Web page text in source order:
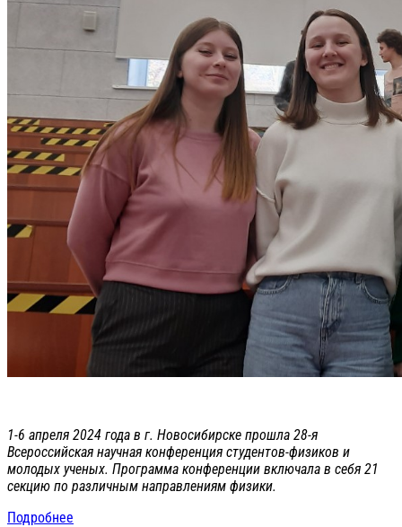
1-6 апреля 2024 года в г. Новосибирске прошла 28-я
Всероссийская научная конференция студентов-физиков и
молодых ученых. Программа конференции включала в себя 21
секцию по различным направлениям физики.
Подробнее